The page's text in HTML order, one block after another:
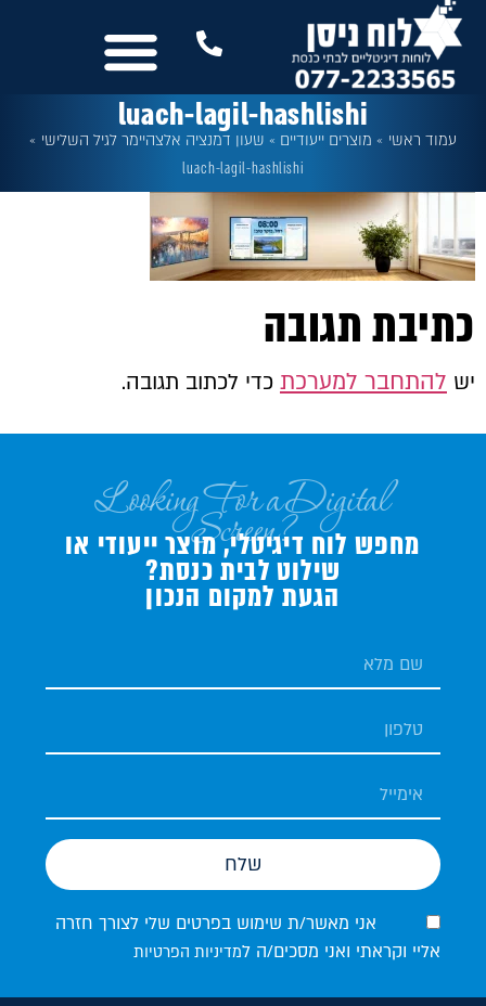
לתוכן
luach-lagil-hashlishi
עמוד ראשי » מוצרים ייעודיים » שעון דמנציה אלצהיימר לגיל השלישי »
luach-lagil-hashlishi
כתיבת תגובה
יש להתחבר למערכת כדי לכתוב תגובה.
Looking For a Digital
Screen?
מחפש לוח דיגיטלי, מוצר ייעודי או
שילוט לבית כנסת?
הגעת למקום הנכון
אני מאשר/ת שימוש בפרטים שלי לצורך חזרה
אליי וקראתי ואני מסכים/ה למדיניות הפרטיות
שלח